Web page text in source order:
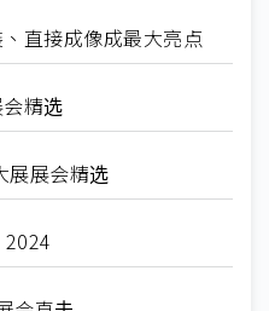
直接成像成最大亮点
精选
展展会精选